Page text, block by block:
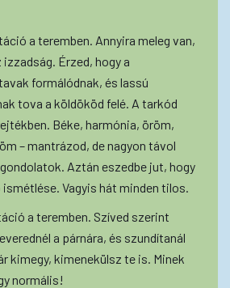
a teremben. Annyira meleg van,
Érzed, hogy a
formálódnak, és lassú
tova a köldököd felé. A tarkód
Béke, harmónia, öröm,
– mantrázod, de nagyon távol
Aztán eszedbe jut, hogy
Vagyis hát minden tilos.
a teremben. Szíved szerint
a párnára, és szundítanál
kimegy, kimenekülsz te is. Minek
normális!